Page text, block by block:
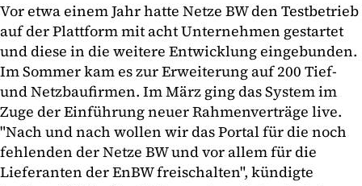
Vor etwa einem Jahr hatte Netze BW den Testbetrieb
auf der Plattform mit acht Unternehmen gestartet
und diese in die weitere Entwicklung eingebunden.
Im Sommer kam es zur Erweiterung auf 200 Tief-
und Netzbaufirmen. Im März ging das System im
Zuge der Einführung neuer Rahmenverträge live.
"Nach und nach wollen wir das Portal für die noch
fehlenden der Netze BW und vor allem für die
Lieferanten der EnBW freischalten", kündigte